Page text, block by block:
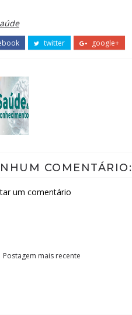
twitter google+
COMENTÁRIO:
um comentário
Postagem mais recente